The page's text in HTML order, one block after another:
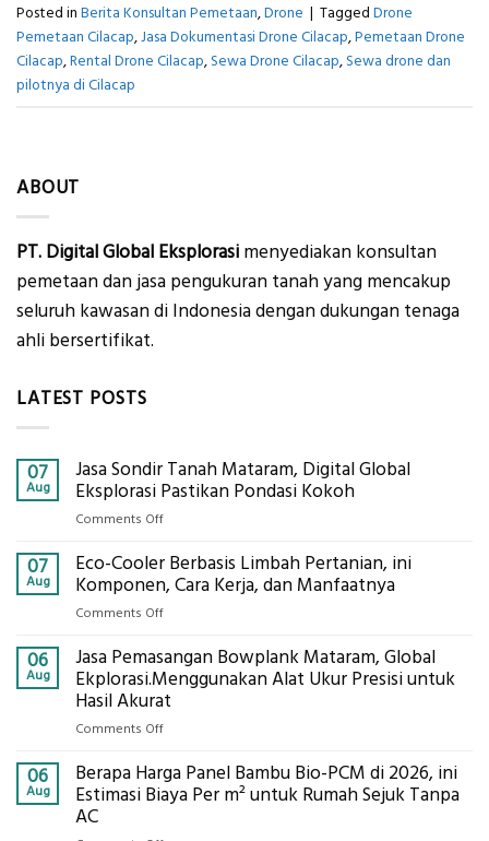
Posted in Berita Konsultan Pemetaan,Drone | Tagged Drone
Pemetaan Cilacap,Jasa Dokumentasi Drone Cilacap,Pemetaan Drone
Cilacap,Rental Drone Cilacap,Sewa Drone Cilacap,Sewa drone dan
pilotnya di Cilacap
ABOUT
PT. Digital Global Eksplorasi menyediakan konsultan
pemetaan dan jasa pengukuran tanah yang mencakup
seluruh kawasan di Indonesia dengan dukungan tenaga
ahli bersertifikat.
LATEST POSTS
07
Aug
Jasa Sondir Tanah Mataram, Digital Global
Eksplorasi Pastikan Pondasi Kokoh
Comments Offon
Sondir
Tanah
Eksplorasi
Pastikan
Pondasi
Kokoh
07
Aug
Eco-Cooler Berbasis Limbah Pertanian, ini
Komponen, Cara Kerja, dan Manfaatnya
Comments Offon
Cooler
Berbasis
Limbah
Cara
Kerja,
06
Aug
Jasa Pemasangan Bowplank Mataram, Global
Ekplorasi.Menggunakan Alat Ukur Presisi untuk
Hasil Akurat
Comments Offon
Pemasangan
Bowplank
06
Aug
Berapa Harga Panel Bambu Bio-PCM di 2026, ini
Estimasi Biaya Per m² untuk Rumah Sejuk Tanpa
AC